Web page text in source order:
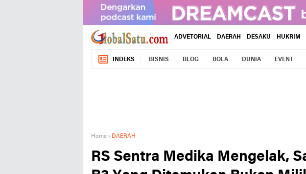
ADVETORIAL DAERAH DESAKU HUKRIM
INDEKS BISNIS BLOG BOLA DUNIA EVENT
Home › DAERAH
RS Sentra Medika Mengelak,